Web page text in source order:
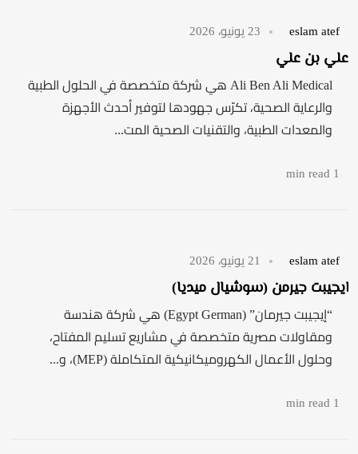
eslam atef 23 يونيو، 2026
علي بن علي
Ali Ben Ali Medical هي شركة متخصصة في الحلول الطبية
والرعاية الصحية، تكرّس جهودها لتوفير أحدث الأجهزة
والمعدات الطبية، والتقنيات الصحية المت...
1 min read
eslam atef 21 يونيو، 2026
ايجيبت جيرمن (سوشيال ميديا)
“إيجيبت جيرمان” (Egypt German) هي شركة هندسة
ومقاولات مصرية متخصصة في مشاريع تسليم المفتاح،
وحلول الأعمال الكهروميكانيكية المتكاملة (MEP)، و...
1 min read